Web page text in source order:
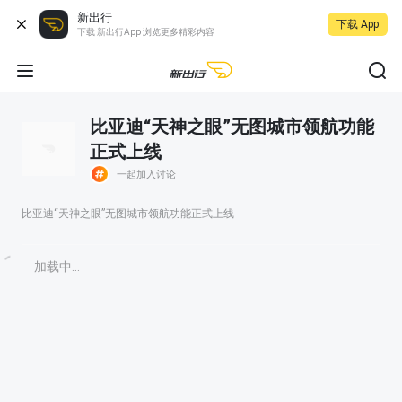
新出行
下载 新出行App 浏览更多精彩内容
下载 App
比亚迪“天神之眼”无图城市领航功能
正式上线
一起加入讨论
比亚迪“天神之眼”无图城市领航功能正式上线
加载中...